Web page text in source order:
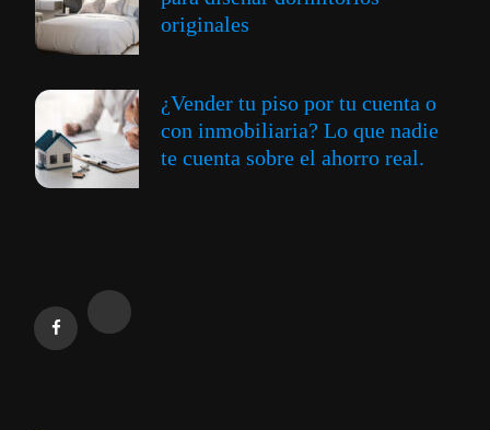
originales
¿Vender tu piso por tu cuenta o
con inmobiliaria? Lo que nadie
te cuenta sobre el ahorro real.